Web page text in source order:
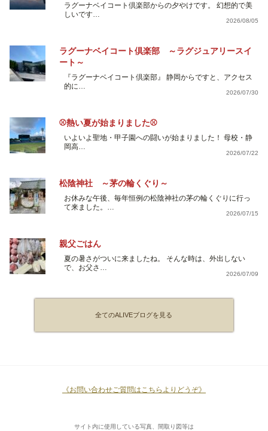
ラグーナベイコート倶楽部からの夕やけです。 幻想的で美
しいです…
2026/08/05
ラグーナベイコート倶楽部 ～ラグジュアリースイ
ート～
『ラグーナベイコート倶楽部』 静岡からですと、アクセス
的に…
2026/07/30
⚾熱い夏が始まりました⚾
いよいよ聖地・甲子園への闘いが始まりました！ 母校・静
岡高…
2026/07/22
松陰神社 ～茅の輪くぐり～
お休みな午後、毎年恒例の松陰神社の茅の輪くぐりに行っ
て来ました。…
2026/07/15
親父ごはん
夏の暑さがついに来ましたね。 そんな時は、外出しない
で、お父さ…
2026/07/09
全てのALIVEブログを見る
《お問い合わせご質問はこちらよりどうぞ》
サイト内に使用している写真、間取り図等は